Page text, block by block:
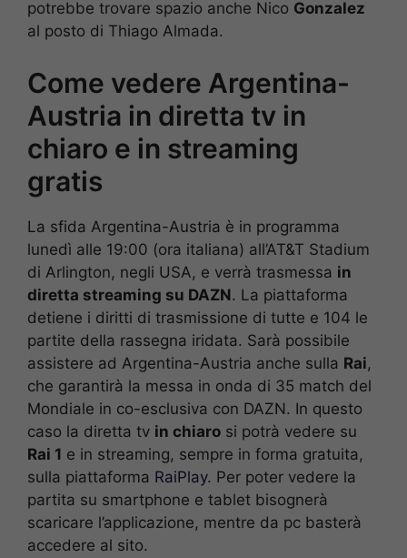
potrebbe trovare spazio anche Nico Gonzalez
al posto di Thiago Almada.
Come vedere Argentina-
Austria in diretta tv in
chiaro e in streaming
gratis
La sfida Argentina-Austria è in programma
lunedì alle 19:00 (ora italiana) all’AT&T Stadium
di Arlington, negli USA, e verrà trasmessa in
diretta streaming su DAZN. La piattaforma
detiene i diritti di trasmissione di tutte e 104 le
partite della rassegna iridata. Sarà possibile
assistere ad Argentina-Austria anche sulla Rai,
che garantirà la messa in onda di 35 match del
Mondiale in co-esclusiva con DAZN. In questo
caso la diretta tv in chiaro si potrà vedere su
Rai 1 e in streaming, sempre in forma gratuita,
sulla piattaforma RaiPlay. Per poter vedere la
partita su smartphone e tablet bisognerà
scaricare l’applicazione, mentre da pc basterà
accedere al sito.